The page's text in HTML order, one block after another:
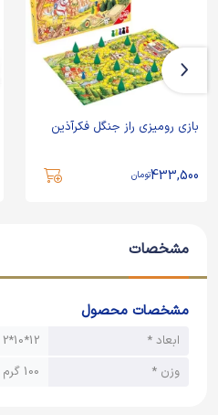
بازی رومیزی راز جنگل فکرآذین
433,500تومان
مشخصات
مشخصات محصول
ابعاد *
12*10*2 سانتیمتر
وزن *
100 گرم